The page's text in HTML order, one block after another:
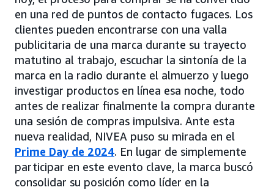
en una red de puntos de contacto fugaces. Los
clientes pueden encontrarse con una valla
publicitaria de una marca durante su trayecto
matutino al trabajo, escuchar la sintonía de la
marca en la radio durante el almuerzo y luego
investigar productos en línea esa noche, todo
antes de realizar finalmente la compra durante
una sesión de compras impulsiva. Ante esta
nueva realidad, NIVEA puso su mirada en el
Prime Day de 2024. En lugar de simplemente
participar en este evento clave, la marca buscó
consolidar su posición como líder en la